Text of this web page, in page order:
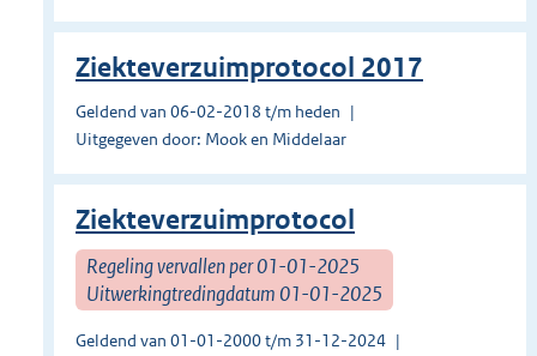
Ziekteverzuimprotocol 2017
Geldend van 06-02-2018 t/m heden
Uitgegeven door: Mook en Middelaar
Ziekteverzuimprotocol
Regeling vervallen per 01-01-2025
Uitwerkingtredingdatum 01-01-2025
Geldend van 01-01-2000 t/m 31-12-2024